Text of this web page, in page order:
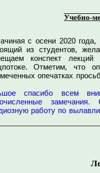
Учебно-
с осени 2020
из студентов,
конспект
Отметим, что
опечатках
спасибо всем
работу по